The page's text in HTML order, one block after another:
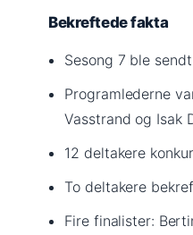
Bekreftede fakta
Sesong 7 ble
Programlederne
Vasstrand og Isak
12 deltakere
To deltakere
Fire finalister: